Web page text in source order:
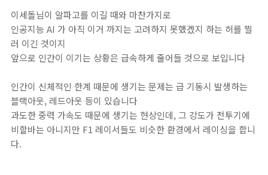
이세돌님이 알파고를 이길 때와 마찬가지로
인공지능 AI 가 아직 이거 까지는 고려하지 못했겠지 하는 허를 찔
러 이긴 것이지
앞으로 인간이 이기는 상황은 급속하게 줄어들 것으로 보입니다
인간이 신체적인 한계 때문에 생기는 문제는 급 기동시 발생하는
블랙아웃, 레드아웃 등이 있습니다
과도한 중력 가속도 때문에 생기는 현상인데, 그 강도가 전투기에
비할바는 아니지만 F1 레이서들도 비슷한 환경에서 레이싱을 합니
다.